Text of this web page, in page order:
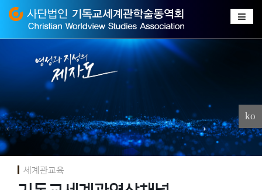
세계관교육
ko
스케치북5
스케치북5